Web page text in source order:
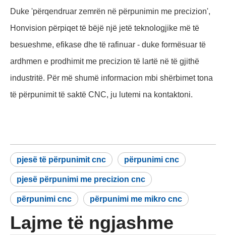
Duke 'përqendruar zemrën në përpunimin me precizion',
Honvision përpiqet të bëjë një jetë teknologjike më të
besueshme, efikase dhe të rafinuar - duke formësuar të
ardhmen e prodhimit me precizion të lartë në të gjithë
industritë. Për më shumë informacion mbi shërbimet tona
të përpunimit të saktë CNC, ju lutemi na kontaktoni.
pjesë të përpunimit cnc përpunimi cnc
pjesë përpunimi me precizion cnc
përpunimi cnc përpunimi me mikro cnc
Lajme të ngjashme